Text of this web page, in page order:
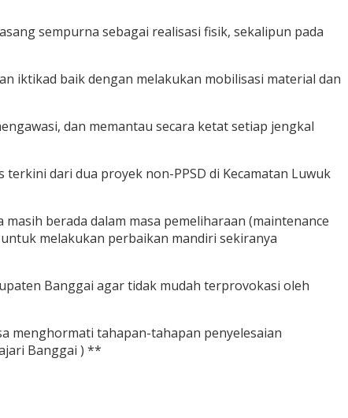
sempurna sebagai realisasi fisik, sekalipun pada
iktikad baik dengan melakukan mobilisasi material dan
dan memantau secara ketat setiap jengkal
dari dua proyek non-PPSD di Kecamatan Luwuk
berada dalam masa pemeliharaan (maintenance
melakukan perbaikan mandiri sekiranya
Banggai agar tidak mudah terprovokasi oleh
menghormati tahapan-tahapan penyelesaian
Banggai ) **